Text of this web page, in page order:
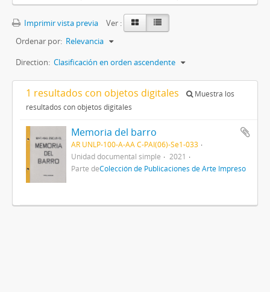
Imprimir vista previa
Ver :
Ordenar por: Relevancia
Direction: Clasificación en orden ascendente
1 resultados con objetos digitales
Muestra los
resultados con objetos digitales
Memoria del barro
AR UNLP-100-A-AA C-PAI(06)-Se1-033
Unidad documental simple
2021
Parte deColección de Publicaciones de Arte Impreso